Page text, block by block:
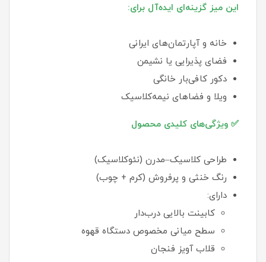
این میز گزینه‌ای ایده‌آل برای:
خانه و آپارتمان‌های ایرانی
فضای پذیرایی یا نشیمن
دکور کافی‌بار خانگی
ویلا و فضاهای نیمه‌کلاسیک
✅ ویژگی‌های کلیدی محصول
طراحی کلاسیک–مدرن (نئوکلاسیک)
رنگ خنثی و پرفروش (کرم + چوب)
دارای:
کابینت بالایی درب‌دار
سطح میانی مخصوص دستگاه قهوه
قلاب آویز فنجان